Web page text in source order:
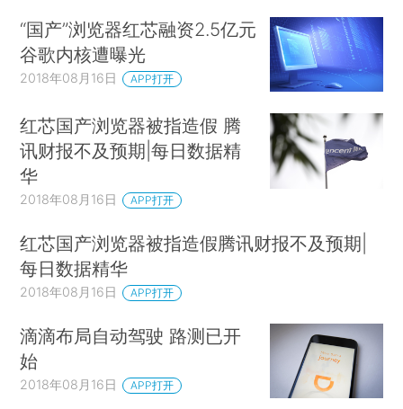
“国产”浏览器红芯融资2.5亿元
谷歌内核遭曝光
2018年08月16日 APP打开
红芯国产浏览器被指造假 腾
讯财报不及预期|每日数据精
华
2018年08月16日 APP打开
红芯国产浏览器被指造假腾讯财报不及预期|
每日数据精华
2018年08月16日 APP打开
滴滴布局自动驾驶 路测已开
始
2018年08月16日 APP打开